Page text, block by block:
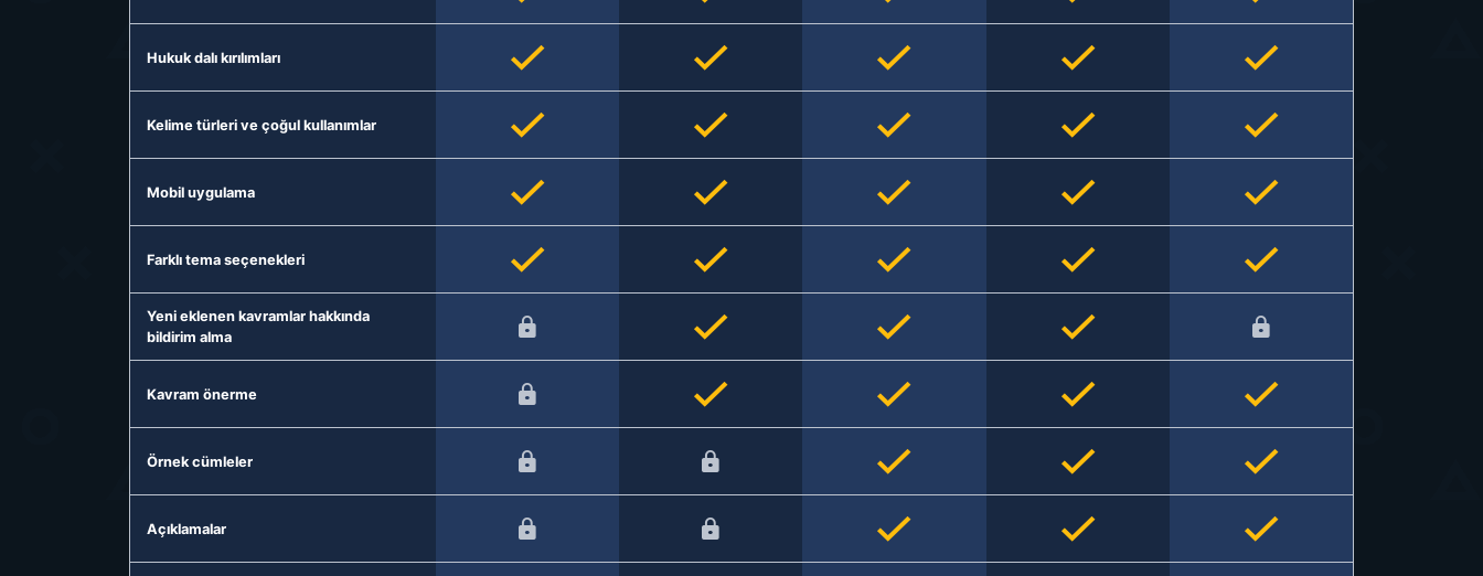
Hukuk dalı kırılımları
Kelime türleri ve çoğul kullanımlar
Mobil uygulama
Farklı tema seçenekleri
Yeni eklenen kavramlar hakkında
bildirim alma
Kavram önerme
Örnek cümleler
Açıklamalar